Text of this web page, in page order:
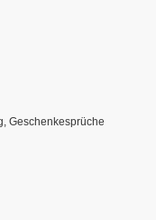
Geschenkesprüche